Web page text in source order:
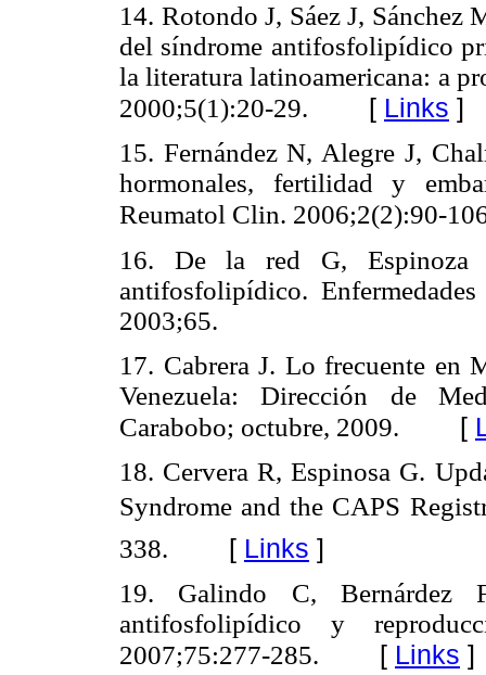
14. Rotondo J, Sáez J, Sánchez
del síndrome antifosfolipídico
la literatura latinoamericana: a
2000;5(1):20-29. [ Links ]
15. Fernández N, Alegre J,
hormonales, fertilidad y
Reumatol Clin. 2006;2(2):90-
16. De la red G, Espinoza
antifosfolipídico.
2003;65.
17. Cabrera J. Lo frecuente en
Venezuela: Dirección de
Carabobo; octubre, 2009. [
18. Cervera R, Espinosa G.
Syndrome and the CAPS
338. [ Links ]
19. Galindo C, Bernárdez
antifosfolipídico y
2007;75:277-285. [ Links ]